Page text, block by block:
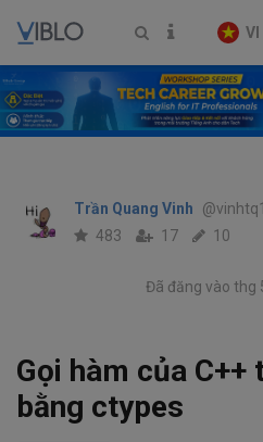
VI
Trần Quang Vinh
483 17 10
Đã đăng vào thg
Gọi hàm của C++
bằng ctypes